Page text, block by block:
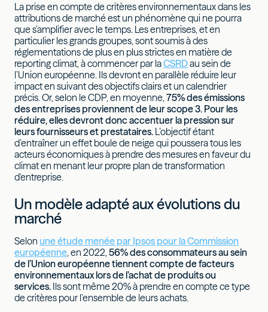
La prise en compte de critères environnementaux dans les
attributions de marché est un phénomène qui ne pourra
que s’amplifier avec le temps. Les entreprises, et en
particulier les grands groupes, sont soumis à des
réglementations de plus en plus strictes en matière de
reporting climat, à commencer par laCSRDau sein de
l’Union européenne. Ils devront en parallèle réduire leur
impact en suivant des objectifs clairs et un calendrier
précis. Or, selon le CDP, en moyenne,75% des émissions
des entreprises proviennent de leur scope 3. Pour les
réduire, elles devront donc accentuer la pression sur
leurs fournisseurs et prestataires. L’objectif étant
d’entraîner un effet boule de neige qui poussera tous les
acteurs économiques à prendre des mesures en faveur du
climat en menant leur propre plan de transformation
d'entreprise.
Un modèle adapté aux évolutions du
marché
Selon une étude menée par Ipsos pour la Commission
européenne, en 2022,56% des consommateurs au sein
de l’Union européenne tiennent compte de facteurs
environnementaux lors de l’achat de produits ou
services. Ils sont même 20% à prendre en compte ce type
de critères pour l’ensemble de leurs achats.